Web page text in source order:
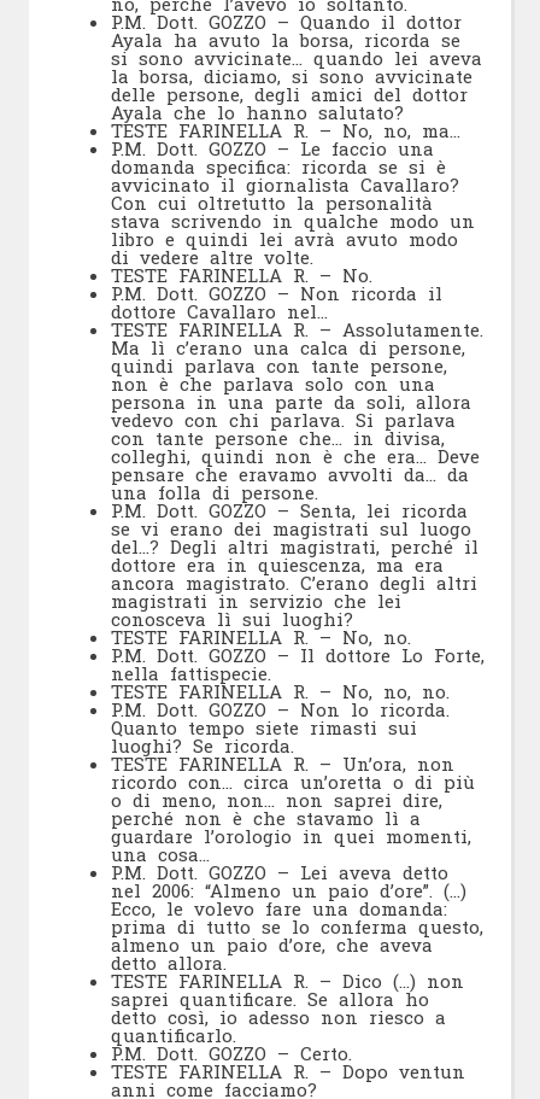
P.M. Dott. GOZZO – Quando il dottor
Ayala ha avuto la borsa, ricorda se
si sono avvicinate… quando lei aveva
la borsa, diciamo, si sono avvicinate
delle persone, degli amici del dottor
Ayala che lo hanno salutato?
TESTE FARINELLA R. – No, no, ma…
P.M. Dott. GOZZO – Le faccio una
domanda specifica: ricorda se si è
avvicinato il giornalista Cavallaro?
Con cui oltretutto la personalità
stava scrivendo in qualche modo un
libro e quindi lei avrà avuto modo
di vedere altre volte.
TESTE FARINELLA R. – No.
P.M. Dott. GOZZO – Non ricorda il
dottore Cavallaro nel…
TESTE FARINELLA R. – Assolutamente.
Ma lì c’erano una calca di persone,
quindi parlava con tante persone,
non è che parlava solo con una
persona in una parte da soli, allora
vedevo con chi parlava. Si parlava
con tante persone che… in divisa,
colleghi, quindi non è che era… Deve
pensare che eravamo avvolti da… da
una folla di persone.
P.M. Dott. GOZZO – Senta, lei ricorda
se vi erano dei magistrati sul luogo
del…? Degli altri magistrati, perché il
dottore era in quiescenza, ma era
ancora magistrato. C’erano degli altri
magistrati in servizio che lei
conosceva lì sui luoghi?
TESTE FARINELLA R. – No, no.
P.M. Dott. GOZZO – Il dottore Lo Forte,
nella fattispecie.
TESTE FARINELLA R. – No, no, no.
P.M. Dott. GOZZO – Non lo ricorda.
Quanto tempo siete rimasti sui
luoghi? Se ricorda.
TESTE FARINELLA R. – Un’ora, non
ricordo con… circa un’oretta o di più
o di meno, non… non saprei dire,
perché non è che stavamo lì a
guardare l’orologio in quei momenti,
una cosa…
P.M. Dott. GOZZO – Lei aveva detto
nel 2006: “Almeno un paio d’ore”. (…)
Ecco, le volevo fare una domanda:
prima di tutto se lo conferma questo,
almeno un paio d’ore, che aveva
detto allora.
TESTE FARINELLA R. – Dico (…) non
saprei quantificare. Se allora ho
detto così, io adesso non riesco a
quantificarlo.
P.M. Dott. GOZZO – Certo.
TESTE FARINELLA R. – Dopo ventun
anni come facciamo?